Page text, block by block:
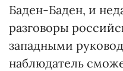
Баден-Баден, и
разговоры
западными
наблюдатель